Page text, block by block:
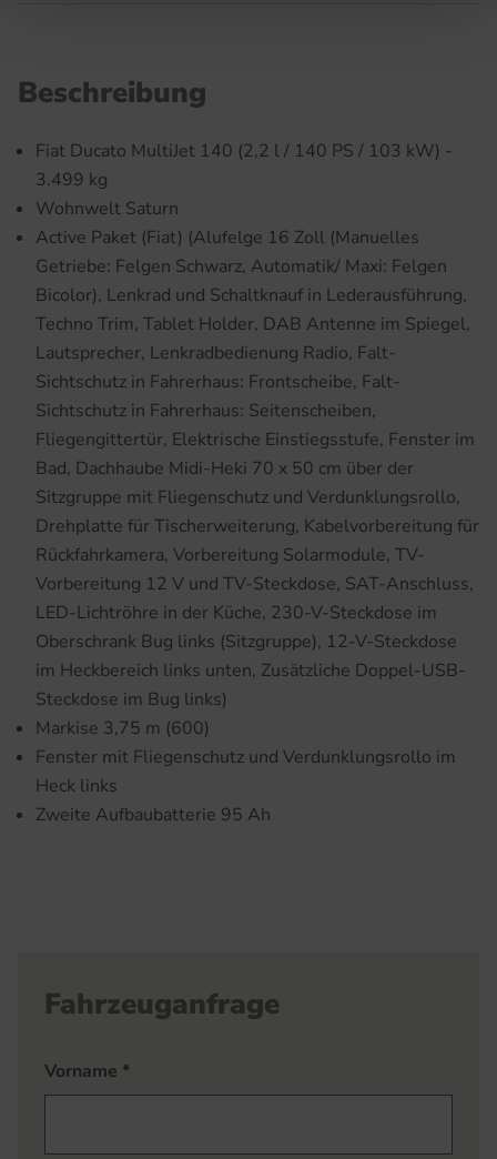
Beschreibung
Fiat Ducato MultiJet 140 (2,2 l / 140 PS / 103 kW) -
3.499 kg
Wohnwelt Saturn
Active Paket (Fiat) (Alufelge 16 Zoll (Manuelles
Getriebe: Felgen Schwarz, Automatik/ Maxi: Felgen
Bicolor), Lenkrad und Schaltknauf in Lederausführung,
Techno Trim, Tablet Holder, DAB Antenne im Spiegel,
Lautsprecher, Lenkradbedienung Radio, Falt-
Sichtschutz in Fahrerhaus: Frontscheibe, Falt-
Sichtschutz in Fahrerhaus: Seitenscheiben,
Fliegengittertür, Elektrische Einstiegsstufe, Fenster im
Bad, Dachhaube Midi-Heki 70 x 50 cm über der
Sitzgruppe mit Fliegenschutz und Verdunklungsrollo,
Drehplatte für Tischerweiterung, Kabelvorbereitung für
Rückfahrkamera, Vorbereitung Solarmodule, TV-
Vorbereitung 12 V und TV-Steckdose, SAT-Anschluss,
LED-Lichtröhre in der Küche, 230-V-Steckdose im
Oberschrank Bug links (Sitzgruppe), 12-V-Steckdose
im Heckbereich links unten, Zusätzliche Doppel-USB-
Steckdose im Bug links)
Markise 3,75 m (600)
Fenster mit Fliegenschutz und Verdunklungsrollo im
Heck links
Zweite Aufbaubatterie 95 Ah
Fahrzeuganfrage
Vorname *